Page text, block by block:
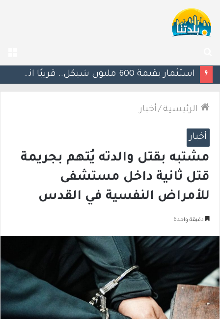
عن
الرئيسية / أخبار
أخبار
مشتبه بقتل والدته يُتهم بجريمة
قتل ثانية داخل مستشفى
للأمراض النفسية في القدس
دقيقة واحدة